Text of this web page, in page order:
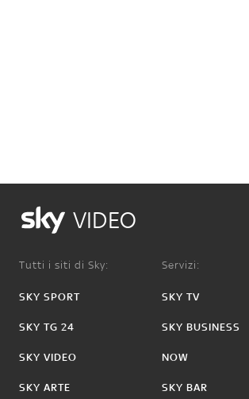
VIDEO
Tutti i siti di Sky:
SKY SPORT
SKY TG 24
SKY VIDEO
SKY ARTE
Servizi:
SKY TV
SKY BUSINESS
NOW
SKY BAR